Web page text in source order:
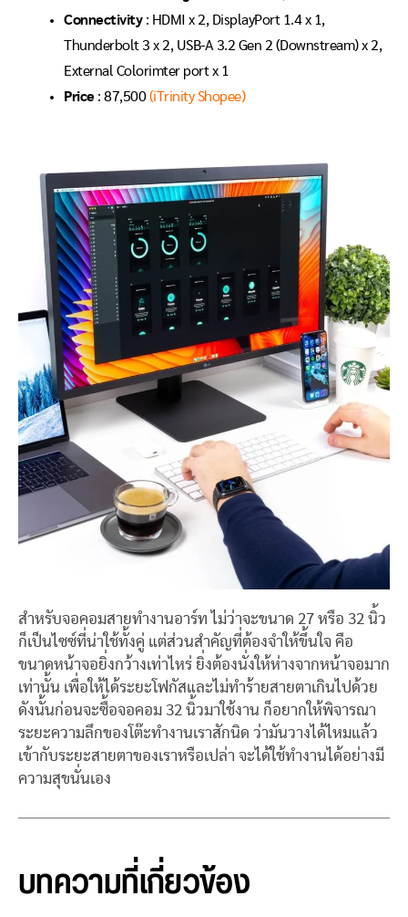
Connectivity: HDMI x 2, DisplayPort 1.4 x 1,
Thunderbolt 3 x 2, USB-A 3.2 Gen 2 (Downstream) x 2,
External Colorimter port x 1
Price: 87,500(iTrinity Shopee)
สำหรับจอคอมสายทำงานอาร์ท ไม่ว่าจะขนาด 27 หรือ 32 นิ้ว
ก็เป็นไซซ์ที่น่าใช้ทั้งคู่ แต่ส่วนสำคัญที่ต้องจำให้ขึ้นใจ คือ
ขนาดหน้าจอยิ่งกว้างเท่าไหร่ ยิ่งต้องนั่งให้ห่างจากหน้าจอมาก
เท่านั้น เพื่อให้ได้ระยะโฟกัสและไม่ทำร้ายสายตาเกินไปด้วย
ดังนั้นก่อนจะซื้อจอคอม 32 นิ้วมาใช้งาน ก็อยากให้พิจารณา
ระยะความลึกของโต๊ะทำงานเราสักนิด ว่ามันวางได้ไหมแล้ว
เข้ากับระยะสายตาของเราหรือเปล่า จะได้ใช้ทำงานได้อย่างมี
ความสุขนั่นเอง
บทความที่เกี่ยวข้อง